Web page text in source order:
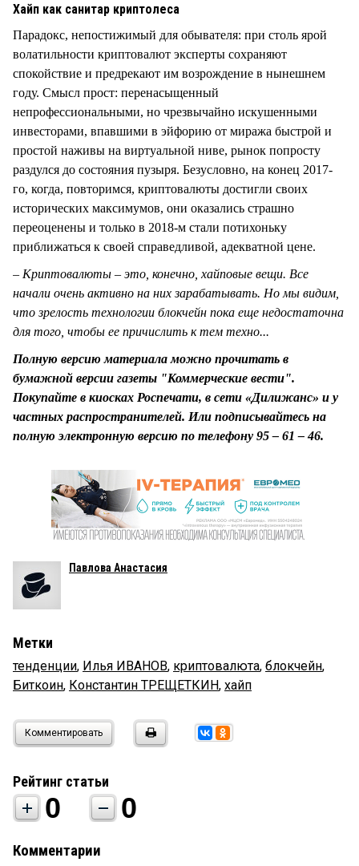
Хайп как санитар криптолеса
Парадокс, непостижимый для обывателя: при столь ярой
волатильности криптовалют эксперты сохраняют
спокойствие и предрекают им возрождение в нынешнем
году. Смысл прост: перенасыщенный
непрофессиональными, но чрезвычайно искушенными
инвесторами, впавшими в эйфорию от миража быстрой и
простой наживы на виртуальной ниве, рынок попросту
раздулся до состояния пузыря. Безусловно, на конец 2017-
го, когда, повторимся, криптовалюты достигли своих
исторических максимумов, они оказались страшно
переоценены и только в 2018-м стали потихоньку
приближаться к своей справедливой, адекватной цене.
– Криптовалюты – это, конечно, хайповые вещи. Все
начали очень активно на них зарабатывать. Но мы видим,
что зрелость технологии блокчейн пока еще недостаточна
для того, чтобы ее причислить к тем техно...
Полную версию материала можно прочитать в
бумажной версии газеты "Коммерческие вести".
Покупайте в киосках Роспечати, в сети «Дилижанс» и у
частных распространителей. Или подписывайтесь на
полную электронную версию по телефону 95 – 61 – 46.
Павлова Анастасия
Метки
тенденции, Илья ИВАНОВ, криптовалюта, блокчейн,
Биткоин, Константин ТРЕЩЕТКИН, хайп
Комментировать
Рейтинг статьи
0 0
Комментарии